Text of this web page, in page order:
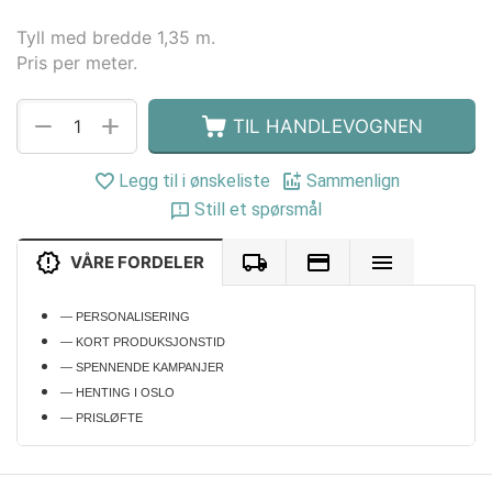
Tyll med bredde 1,35 m.
Pris per meter.
+
− TIL HANDLEVOGNEN
Legg til i ønskeliste
Sammenlign
Still et spørsmål
VÅRE FORDELER
— PERSONALISERING
— KORT PRODUKSJONSTID
— SPENNENDE KAMPANJER
— HENTING I OSLO
— PRISLØFTE